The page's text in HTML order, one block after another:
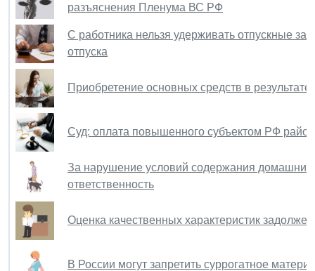
разъяснения Пленума ВС РФ
С работника нельзя удерживать отпускные
отпуска
Приобретение основных средств в
Суд: оплата повышенного субъектом РФ
За нарушение условий содержания
ответственность
Оценка качественных характеристик
В России могут запретить суррогатное